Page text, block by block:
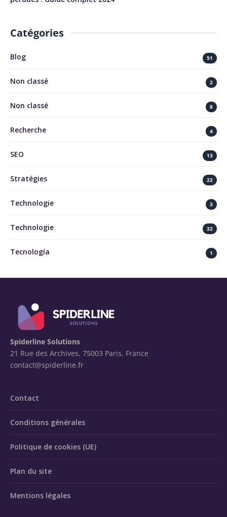
Catégories
Blog 51
Non classé 2
Non classé 8
Recherche 4
SEO 13
Stratégies 22
Technologie 3
Technologie 32
Tecnología 1
Spiderline Solutions
21 Rue des Archives, 75003 Paris, France
contact@spiderline.fr
Contact
Conditions générales
Politique de cookies (UE)
Plan du site
Mentions légales